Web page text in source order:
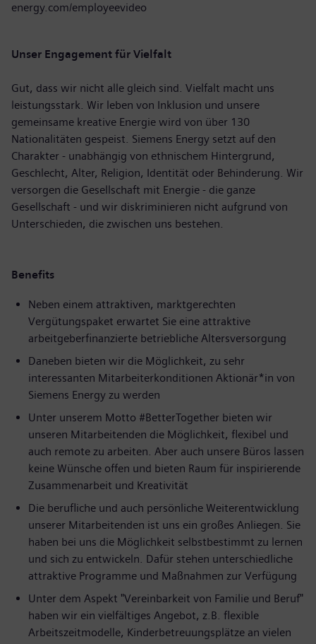
energy.com/employeevideo
Unser Engagement für Vielfalt
Gut, dass wir nicht alle gleich sind. Vielfalt macht uns
leistungsstark. Wir leben von Inklusion und unsere
gemeinsame kreative Energie wird von über 130
Nationalitäten gespeist. Siemens Energy setzt auf den
Charakter - unabhängig von ethnischem Hintergrund,
Geschlecht, Alter, Religion, Identität oder Behinderung. Wir
versorgen die Gesellschaft mit Energie - die ganze
Gesellschaft - und wir diskriminieren nicht aufgrund von
Unterschieden, die zwischen uns bestehen.
Benefits
Neben einem attraktiven, marktgerechten
Vergütungspaket erwartet Sie eine attraktive
arbeitgeberfinanzierte betriebliche Altersversorgung
Daneben bieten wir die Möglichkeit, zu sehr
interessanten Mitarbeiterkonditionen Aktionär*in von
Siemens Energy zu werden
Unter unserem Motto #BetterTogether bieten wir
unseren Mitarbeitenden die Möglichkeit, flexibel und
auch remote zu arbeiten. Aber auch unsere Büros lassen
keine Wünsche offen und bieten Raum für inspirierende
Zusammenarbeit und Kreativität
Die berufliche und auch persönliche Weiterentwicklung
unserer Mitarbeitenden ist uns ein großes Anliegen. Sie
haben bei uns die Möglichkeit selbstbestimmt zu lernen
und sich zu entwickeln. Dafür stehen unterschiedliche
attraktive Programme und Maßnahmen zur Verfügung
Unter dem Aspekt "Vereinbarkeit von Familie und Beruf"
haben wir ein vielfältiges Angebot, z.B. flexible
Arbeitszeitmodelle, Kinderbetreuungsplätze an vielen